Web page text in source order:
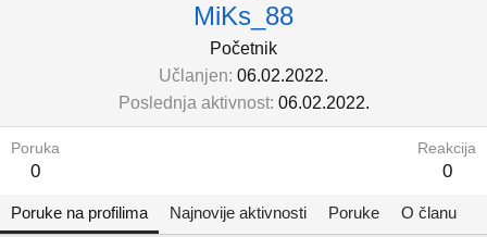
MiKs_88
Početnik
Učlanjen 06.02.2022.
Poslednja aktivnost 06.02.2022.
Poruka
0
Reakcija
0
Poruke na profilima Najnovije aktivnosti Poruke O članu